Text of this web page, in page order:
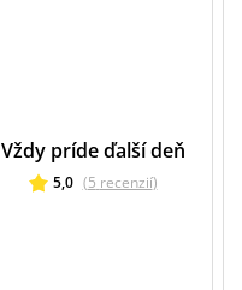
Vždy príde ďalší deň
5,0 (5 recenzií)